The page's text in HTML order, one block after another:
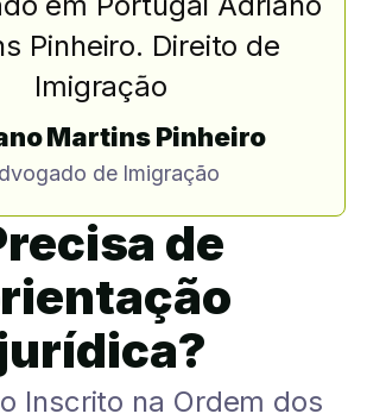
Martins Pinheiro
de Imigração
de
Inscrito na Ordem dos